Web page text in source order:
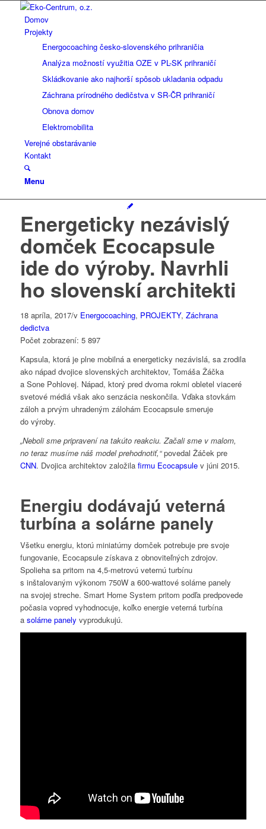
Domov
Projekty
Energocoaching česko-slovenského prihraničia
Analýza možností využitia OZE v PL-SK prihraničí
Skládkovanie ako najhorší spôsob ukladania odpadu
Záchrana prírodného dedičstva v SR-ČR prihraničí
Obnova domov
Elektromobilita
Verejné obstarávanie
Kontakt
Menu
Energeticky nezávislý
domček Ecocapsule
ide do výroby. Navrhli
ho slovenskí architekti
18 apríla, 2017/v Energocoaching, PROJEKTY, Záchrana
dedictva
Počet zobrazení: 5 897
Kapsula, ktorá je plne mobilná a energeticky nezávislá, sa zrodila
ako nápad dvojice slovenských architektov, Tomáša Žáčka
a Sone Pohlovej. Nápad, ktorý pred dvoma rokmi obletel viaceré
svetové médiá však ako senzácia neskončila. Vďaka stovkám
záloh a prvým uhradeným zálohám Ecocapsule smeruje
do výroby.
„Neboli sme pripravení na takúto reakciu. Začali sme v malom,
no teraz musíme náš model prehodnotiť,“povedal Žáček pre
CNN. Dvojica architektov založila firmu Ecocapsulev júni 2015.
Energiu dodávajú veterná
turbína a solárne panely
Všetku energiu, ktorú miniatúrny domček potrebuje pre svoje
fungovanie, Ecocapsule získava z obnoviteľných zdrojov.
Spolieha sa pritom na 4,5-metrovú veternú turbínu
s inštalovaným výkonom 750W a 600-wattové solárne panely
na svojej streche. Smart Home System pritom podľa predpovede
počasia vopred vyhodnocuje, koľko energie veterná turbína
a solárne panely vyprodukujú.